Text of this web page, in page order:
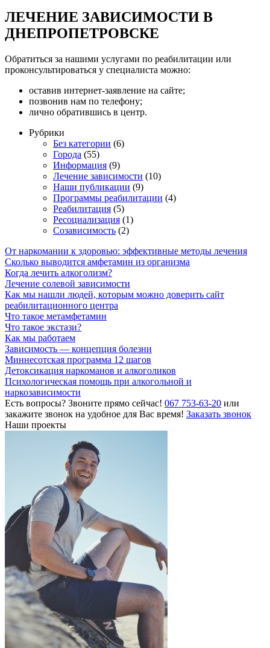
ЛЕЧЕНИЕ ЗАВИСИМОСТИ В
ДНЕПРОПЕТРОВСКЕ
Обратиться за нашими услугами по реабилитации или
проконсультироваться у специалиста можно:
оставив интернет-заявление на сайте;
позвонив нам по телефону;
лично обратившись в центр.
Рубрики
Без категории (6)
Города (55)
Информация (9)
Лечение зависимости (10)
Наши публикации (9)
Программы реабилитации (4)
Реабилитация (5)
Ресоциализация (1)
Созависимость (2)
От наркомании к здоровью: эффективные методы лечения
Сколько выводится амфетамин из организма
Когда лечить алкоголизм?
Лечение солевой зависимости
Как мы нашли людей, которым можно доверить сайт
реабилитационного центра
Что такое метамфетамин
Что такое экстази?
Как мы работаем
Зависимость — концепция болезни
Миннесотская программа 12 шагов
Детоксикация наркоманов и алкоголиков
Психологическая помощь при алкогольной и
наркозависимости
Есть вопросы? Звоните прямо сейчас! 067 753-63-20 или
закажите звонок на удобное для Вас время! Заказать звонок
Наши проекты